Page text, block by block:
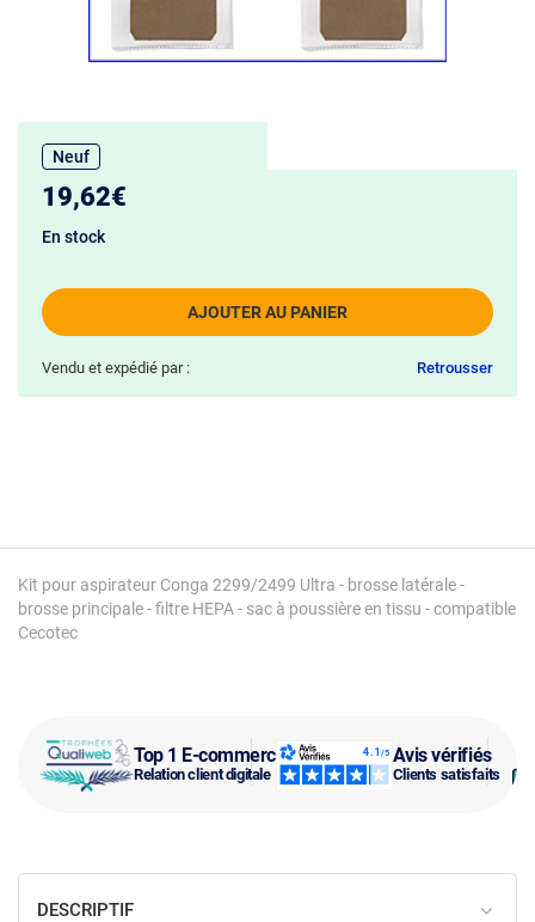
Top 1 E-commerce
Relation client digitale
Avis vérifiés
Clients satisfaits
Kit pour aspirateur Conga 2299/2499 Ultra - brosse latérale -
brosse principale - filtre HEPA - sac à poussière en tissu - compatible
Cecotec
Neuf
19,62€
AJOUTER AU PANIER
En stock
Vendu et expédié par : Retrousser
DESCRIPTIF